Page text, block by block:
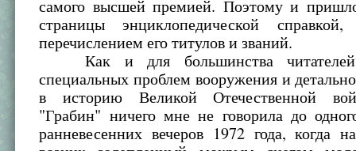
самого высшей премией. Поэтому и
страницы энциклопедической
перечислением его титулов и званий.
Как и для большинства
специальных проблем вооружения и
в историю Великой Отечественной
"Грабин" ничего мне не говорила до
ранневесенних вечеров 1972 года, когда